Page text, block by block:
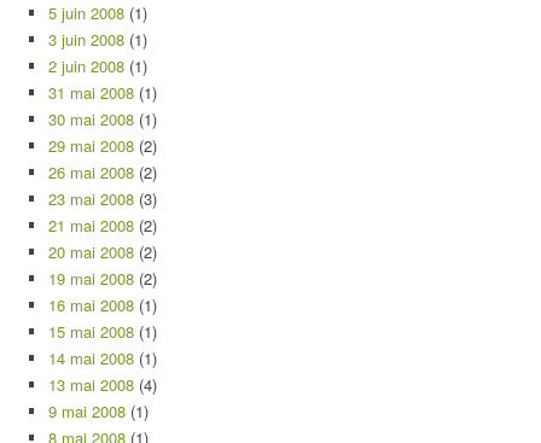
5 juin 2008 (1)
3 juin 2008 (1)
2 juin 2008 (1)
31 mai 2008 (1)
30 mai 2008 (1)
29 mai 2008 (2)
26 mai 2008 (2)
23 mai 2008 (3)
21 mai 2008 (2)
20 mai 2008 (2)
19 mai 2008 (2)
16 mai 2008 (1)
15 mai 2008 (1)
14 mai 2008 (1)
13 mai 2008 (4)
9 mai 2008 (1)
8 mai 2008 (1)